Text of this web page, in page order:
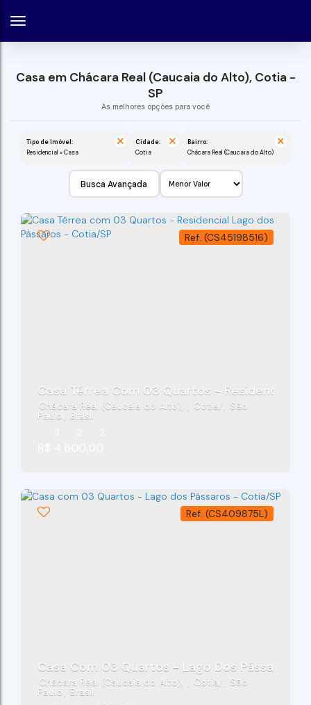
Casa em Chácara Real (Caucaia do Alto), Cotia -
SP
Tipo de Imóvel:
Residencial » Casa
Cidade:
Cotia
Bairro:
Chácara Real (Caucaia do Alto)
Busca Avançada
(CS45198516)
Casa Térrea Com 03 Quartos - Residencial
Chácara Real (Caucaia do Alto) Cotia São
Paulo
Brasil
(CS409875L)
Casa Com 03 Quartos - Lago Dos Pássaros -
Chácara Real (Caucaia do Alto) Cotia São
Paulo
Brasil